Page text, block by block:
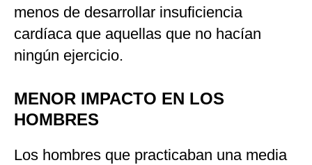
menos de desarrollar insuficiencia
cardíaca que aquellas que no hacían
ningún ejercicio.
MENOR IMPACTO EN LOS
HOMBRES
Los hombres que practicaban una media